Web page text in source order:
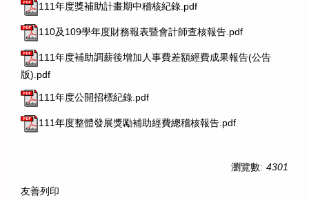
111年度獎補助計畫期中稽核紀錄.pdf
110及109學年度財務報表暨會計師查核報告.pdf
111年度補助調薪後增加人事費差額經費成果報告(公告
版).pdf
111年度公開招標紀錄.pdf
111年度整體發展獎勵補助經費總稽核報告.pdf
瀏覽數: 4301
友善列印